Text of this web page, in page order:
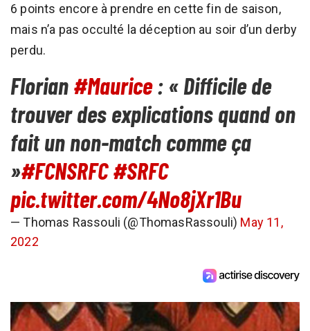
6 points encore à prendre en cette fin de saison,
mais n’a pas occulté la déception au soir d’un derby
perdu.
Florian#Maurice: « Difficile de
trouver des explications quand on
fait un non-match comme ça
»#FCNSRFC#SRFC
pic.twitter.com/4No8jXr1Bu
— Thomas Rassouli (@ThomasRassouli) May 11,
2022